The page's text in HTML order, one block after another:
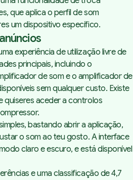
que aplica o perfil de som
um dispositivo específico.
experiência de utilização livre de
principais, incluindo o
de som e o amplificador de
sem qualquer custo. Existe
quiseres aceder a controlos
bastando abrir a aplicação,
o som ao teu gosto. A interface
claro e escuro, e está disponível
e uma classificação de 4,7